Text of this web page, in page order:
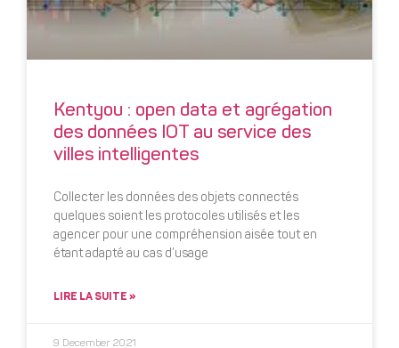
Kentyou : open data et agrégation
des données IOT au service des
villes intelligentes
Collecter les données des objets connectés
quelques soient les protocoles utilisés et les
agencer pour une compréhension aisée tout en
étant adapté au cas d’usage
LIRE LA SUITE »
9 December 2021